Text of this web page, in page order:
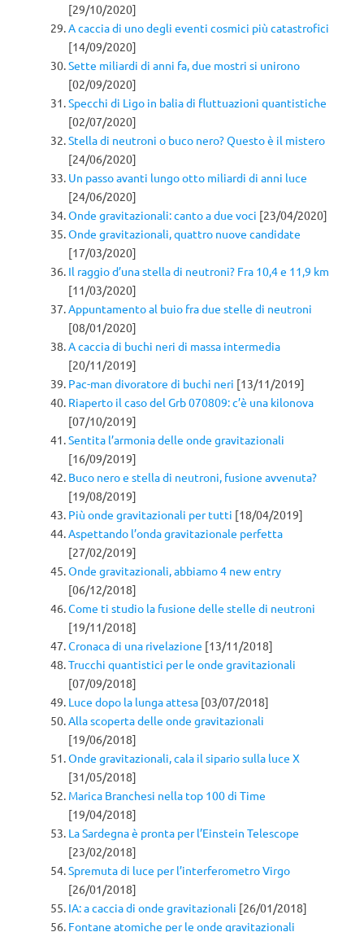
[29/10/2020]
A caccia di uno degli eventi cosmici più catastrofici
[14/09/2020]
Sette miliardi di anni fa, due mostri si unirono
[02/09/2020]
Specchi di Ligo in balia di fluttuazioni quantistiche
[02/07/2020]
Stella di neutroni o buco nero? Questo è il mistero
[24/06/2020]
Un passo avanti lungo otto miliardi di anni luce
[24/06/2020]
Onde gravitazionali: canto a due voci [23/04/2020]
Onde gravitazionali, quattro nuove candidate
[17/03/2020]
Il raggio d’una stella di neutroni? Fra 10,4 e 11,9 km
[11/03/2020]
Appuntamento al buio fra due stelle di neutroni
[08/01/2020]
A caccia di buchi neri di massa intermedia
[20/11/2019]
Pac-man divoratore di buchi neri [13/11/2019]
Riaperto il caso del Grb 070809: c’è una kilonova
[07/10/2019]
Sentita l’armonia delle onde gravitazionali
[16/09/2019]
Buco nero e stella di neutroni, fusione avvenuta?
[19/08/2019]
Più onde gravitazionali per tutti [18/04/2019]
Aspettando l’onda gravitazionale perfetta
[27/02/2019]
Onde gravitazionali, abbiamo 4 new entry
[06/12/2018]
Come ti studio la fusione delle stelle di neutroni
[19/11/2018]
Cronaca di una rivelazione [13/11/2018]
Trucchi quantistici per le onde gravitazionali
[07/09/2018]
Luce dopo la lunga attesa [03/07/2018]
Alla scoperta delle onde gravitazionali
[19/06/2018]
Onde gravitazionali, cala il sipario sulla luce X
[31/05/2018]
Marica Branchesi nella top 100 di Time
[19/04/2018]
La Sardegna è pronta per l’Einstein Telescope
[23/02/2018]
Spremuta di luce per l’interferometro Virgo
[26/01/2018]
IA: a caccia di onde gravitazionali [26/01/2018]
Fontane atomiche per le onde gravitazionali